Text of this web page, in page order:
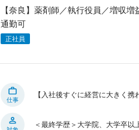
【奈良】薬剤師／執行役員／増収
通勤可
正社員
仕事
【入社後すぐに経営に大きく
＜最終学歴＞大学院、大学卒以